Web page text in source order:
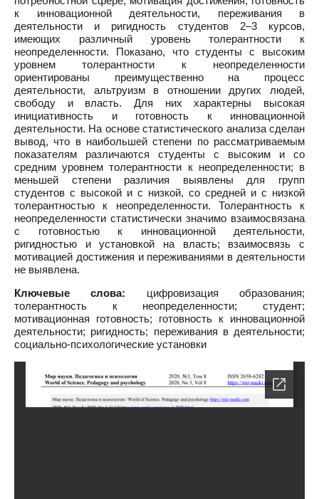
к инновационной деятельности, переживания в
деятельности и ригидность студентов 2–3 курсов,
имеющих различный уровень толерантности к
неопределенности. Показано, что студенты с высоким
уровнем толерантности к неопределенности
ориентированы преимущественно на процесс
деятельности, альтруизм в отношении других людей,
свободу и власть. Для них характерны высокая
инициативность и готовность к инновационной
деятельности. На основе статистического анализа сделан
вывод, что в наибольшей степени по рассматриваемым
показателям различаются студенты с высоким и со
средним уровнем толерантности к неопределенности; в
меньшей степени различия выявлены для групп
студентов с высокой и с низкой, со средней и с низкой
толерантностью к неопределенности. Толерантность к
неопределенности статистически значимо взаимосвязана
с готовностью к инновационной деятельности,
ригидностью и установкой на власть; взаимосвязь с
мотивацией достижения и переживаниями в деятельности
не выявлена.
Ключевые слова: цифровизация образования;
толерантность к неопределенности; студент;
мотивационная готовность; готовность к инновационной
деятельности; ригидность; переживания в деятельности;
социально-психологические установки